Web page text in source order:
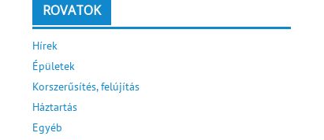
ROVATOK
Hírek
Épületek
Korszerűsítés, felújítás
Háztartás
Egyéb